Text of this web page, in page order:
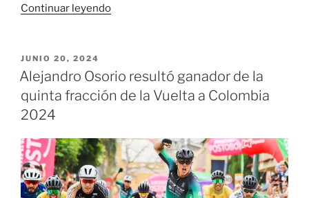
Continuar leyendo«Colombia
derecho
el
Junior de
Pista»
PUBLICADO
EL
JUNIO 20, 2024
Alejandro Osorio resultó ganador de la
quinta fracción de la Vuelta a Colombia
2024